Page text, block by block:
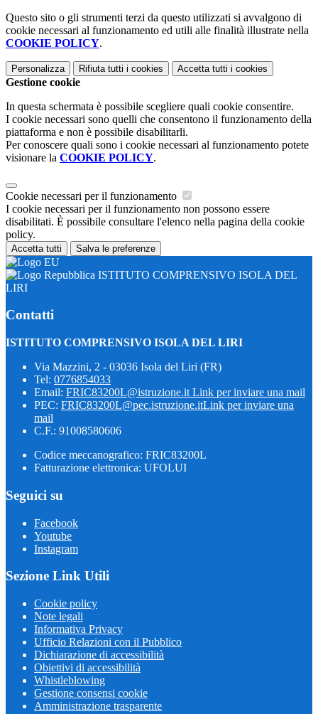
Questo sito o gli strumenti terzi da questo utilizzati si avvalgono di
cookie necessari al funzionamento ed utili alle finalità illustrate nella
COOKIE POLICY.
Personalizza Rifiuta tutti i cookies Accetta tutti i cookies
Gestione cookie
In questa schermata è possibile scegliere quali cookie consentire.
I cookie necessari sono quelli che consentono il funzionamento della
piattaforma e non è possibile disabilitarli.
Per conoscere quali sono i cookie necessari al funzionamento potete
visionare la COOKIE POLICY.
Cookie necessari per il funzionamento
I cookie necessari per il funzionamento non possono essere
disabilitati. È possibile consultare l'elenco nella pagina della cookie
policy.
Accetta tutti Salva le preferenze
ISTITUTO COMPRENSIVO ISOLA DEL
LIRI
Contatti
ISTITUTO COMPRENSIVO ISOLA DEL LIRI
Via Mazzini, 2 - 03036 Isola del Liri (FR)
Tel: 0776854033
Email: FRIC83200L@istruzione.it Link per inviare una mail
PEC: FRIC83200L@pec.istruzione.itLink per inviare una
mail
C.F.: 91008580606
Codice meccanografico: FRIC83200L
Fatturazione elettronica: UFOLUI
Seguici su
Facebook
Youtube
Instagram
Sezione Link Utili
Cookie policy
Note legali
Informativa Privacy
Ufficio Relazioni con il Pubblico
Dichiarazione di accessibilità
Obiettivi di accessibilità
Whistleblowing
Gestione consensi cookie
Amministrazione trasparente